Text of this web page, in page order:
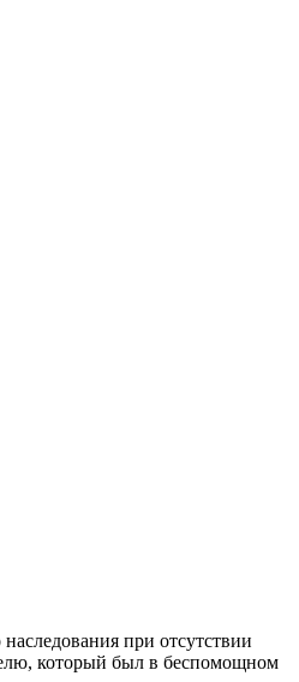
при отсутствии
который был в беспомощном